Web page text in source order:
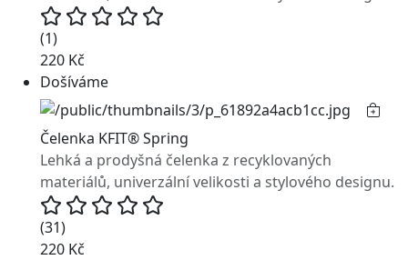
(1)
220 Kč
Došíváme
Čelenka KFIT® Spring
Lehká a prodyšná čelenka z recyklovaných
materiálů, univerzální velikosti a stylového designu.
(31)
220 Kč